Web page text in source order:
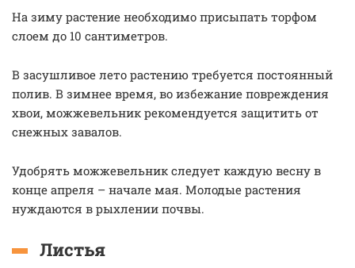
На зиму растение необходимо присыпать торфом
слоем до 10 сантиметров.
В засушливое лето растению требуется постоянный
полив. В зимнее время, во избежание повреждения
хвои, можжевельник рекомендуется защитить от
снежных завалов.
Удобрять можжевельник следует каждую весну в
конце апреля – начале мая. Молодые растения
нуждаются в рыхлении почвы.
Листья